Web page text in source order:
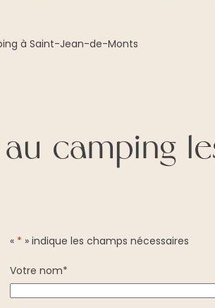
à Saint-Jean-de-Monts
camping
« * » indique les champs nécessaires
Votre nom*